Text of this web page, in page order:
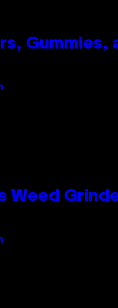
Gummies,
Weed